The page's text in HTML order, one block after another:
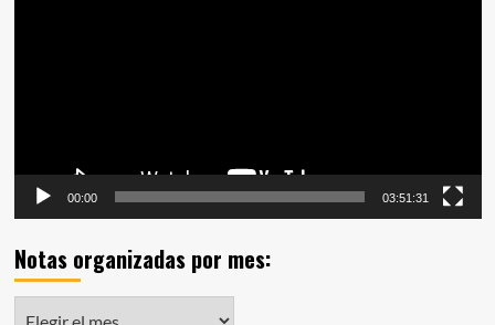
00:00 03:51:31
Notas organizadas por mes: